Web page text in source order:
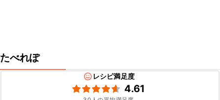
たべれぽ
レシピ満足度
4.61